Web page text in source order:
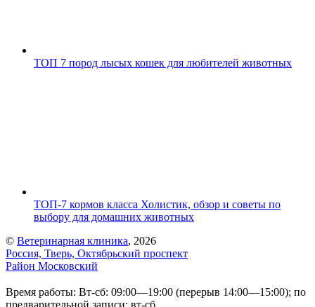
ТОП 7 пород лысых кошек для любителей животных
ТОП-7 кормов класса Холистик, обзор и советы по
выбору для домашних животных
© Ветеринарная клиника, 2026
Россия, Тверь, Октябрьский проспект
Район Московский
Время работы: Вт-сб: 09:00—19:00 (перерыв 14:00—15:00); по
предварительной записи: вт-сб